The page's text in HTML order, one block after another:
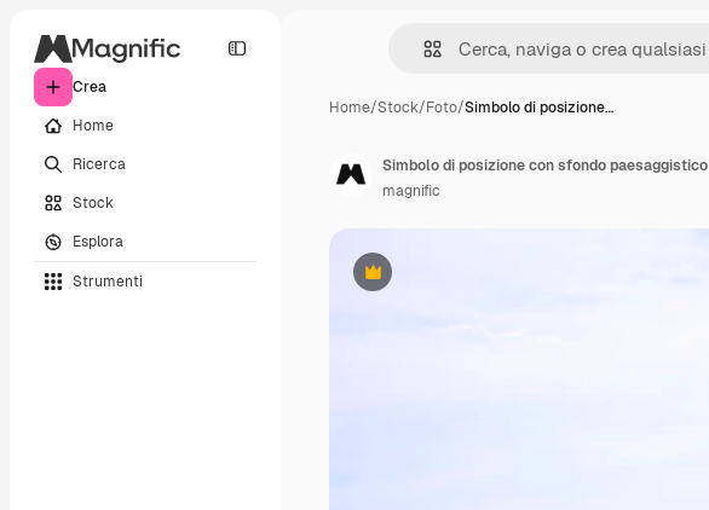
Crea
Home
Ricerca
Stock
Esplora
Strumenti
Home/Stock/Foto/Simbolo di posizione…
Premium
Simbolo di posizione con sfondo paesaggistico
magnific